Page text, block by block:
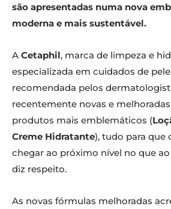
são apresentadas numa nova
moderna e mais sustentável.
A Cetaphil, marca de limpeza e
especializada em cuidados de
recomendada pelos
recentemente novas e
produtos mais emblemáticos (
Creme Hidratante), tudo para que
chegar ao próximo nível no que
diz respeito.
As novas fórmulas melhoradas